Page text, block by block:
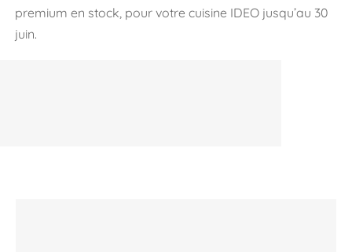
premium en stock, pour votre cuisine IDEO jusqu’au 30
juin.